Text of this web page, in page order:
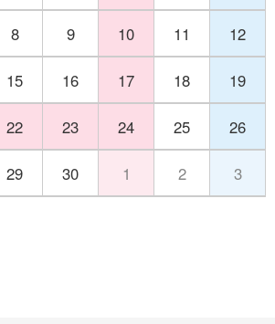
8 9 10 11 12
15 16 17 18 19
22 23 24 25 26
29 30 1 2 3